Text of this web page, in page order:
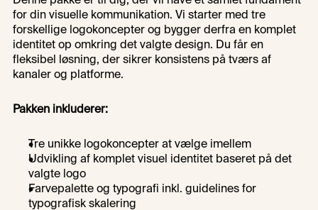
for din visuelle kommunikation. Vi starter med tre
forskellige logokoncepter og bygger derfra en komplet
identitet op omkring det valgte design. Du får en
fleksibel løsning, der sikrer konsistens på tværs af
kanaler og platforme.
Pakken inkluderer:
Tre unikke logokoncepter at vælge imellem
Udvikling af komplet visuel identitet baseret på det
valgte logo
Farvepalette og typografi inkl. guidelines for
typografisk skalering